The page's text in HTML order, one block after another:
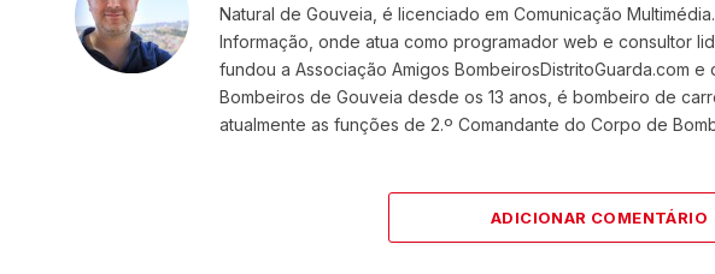
Natural de Gouveia, é licenciado em Comunicação
Informação, onde atua como programador web e consultor
fundou a Associação Amigos BombeirosDistritoGuarda.com
Bombeiros de Gouveia desde os 13 anos, é bombeiro de
atualmente as funções de 2.º Comandante do Corpo de
ADICIONAR COMENTÁRIO